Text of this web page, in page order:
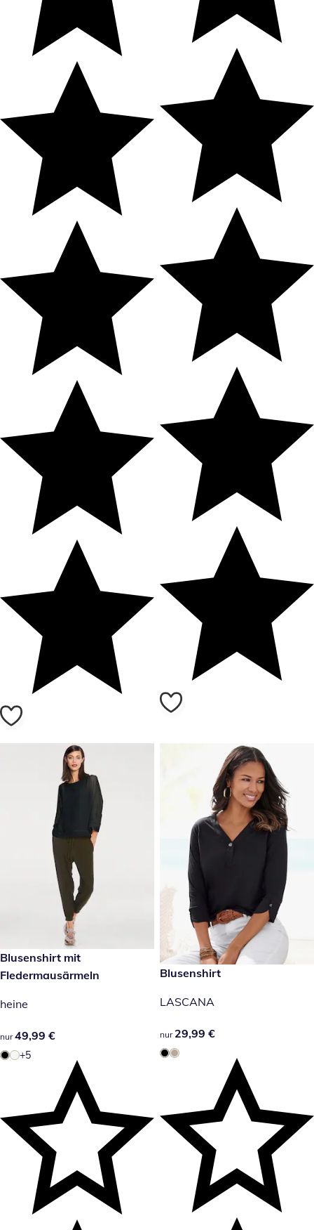
49,99 €
Blusenshirt mit
Fledermausärmeln
heine
49,99 €
nur 49,99 €
+5
29,99 €
Blusenshirt
LASCANA
29,99 €
nur 29,99 €